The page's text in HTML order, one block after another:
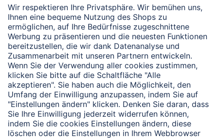
Verbleibende Zeichen: 1000/ 1000
Senden
Mit Absenden des Formulars bestätigen Sie, dass Sie unsere